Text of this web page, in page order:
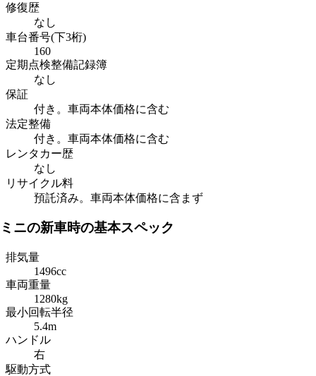
修復歴
なし
車台番号(下3桁)
160
定期点検整備記録簿
なし
保証
付き。車両本体価格に含む
法定整備
付き。車両本体価格に含む
レンタカー歴
なし
リサイクル料
預託済み。車両本体価格に含まず
ミニの新車時の基本スペック
排気量
1496cc
車両重量
1280kg
最小回転半径
5.4m
ハンドル
右
駆動方式